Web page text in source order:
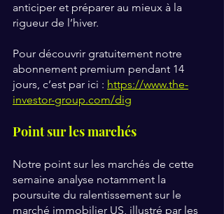
anticiper et préparer au mieux à la
rigueur de l’hiver.
Pour découvrir gratuitement notre
abonnement premium pendant 14
jours, c’est par ici : https://www.the-
investor-group.com/dig
Point sur les marchés
Notre point sur les marchés de cette
semaine analyse notamment la
poursuite du ralentissement sur le
marché immobilier US, illustré par les